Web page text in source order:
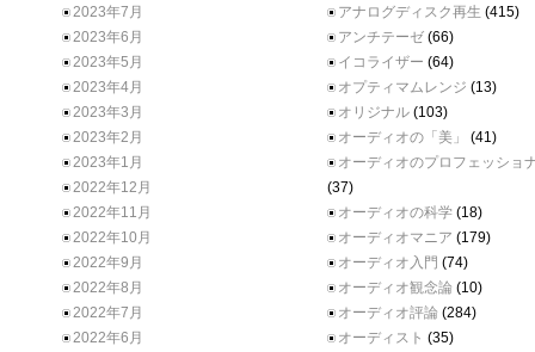
2023年7月
2023年6月
2023年5月
2023年4月
2023年3月
2023年2月
2023年1月
2022年12月
2022年11月
2022年10月
2022年9月
2022年8月
2022年7月
2022年6月
アナログディスク再生 (415)
アンチテーゼ (66)
イコライザー (64)
オプティマムレンジ (13)
オリジナル (103)
オーディオの「美」
(41)
オーディオのプロフェッショ
(37)
オーディオの科学 (18)
オーディオマニア (179)
オーディオ入門 (74)
オーディオ観念論 (10)
オーディオ評論 (284)
オーディスト (35)